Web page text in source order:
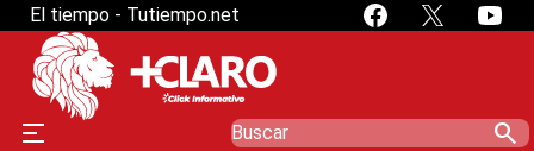
El tiempo - Tutiempo.net
search